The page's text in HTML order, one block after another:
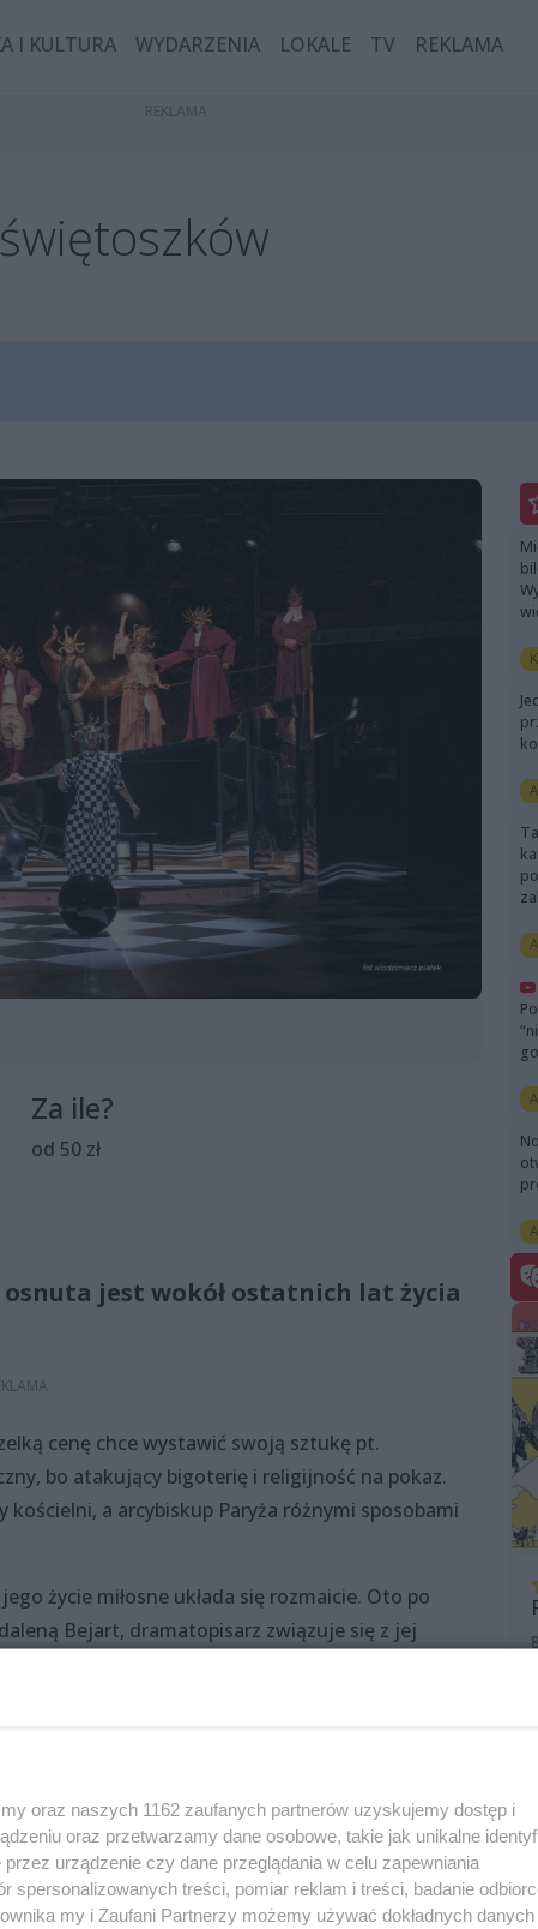
I KULTURA WYDARZENIA LOKALE TV REKLAMA
Za ile?
od 50 zł
osnuta jest wokół ostatnich lat życia
cenę chce wystawić swoją sztukę pt.
bo atakujący bigoterię i religijność na pokaz.
a arcybiskup Paryża różnymi sposobami
życie miłosne układa się rozmaicie. Oto po
Bejart, dramatopisarz związuje się z jej
wierna. Do tego po Paryżu zaczyna krążyć
się o tym, że Armanda jest córką Magdaleny
ich teatralnej trupy na prowincję.
oraz naszych 1162 zaufanych partnerów uzyskujemy dostęp i
oraz przetwarzamy dane osobowe, takie jak unikalne
urządzenie czy dane przeglądania w celu zapewniania
spersonalizowanych treści, pomiar reklam i treści, badanie
my i Zaufani Partnerzy możemy używać dokładnych danych